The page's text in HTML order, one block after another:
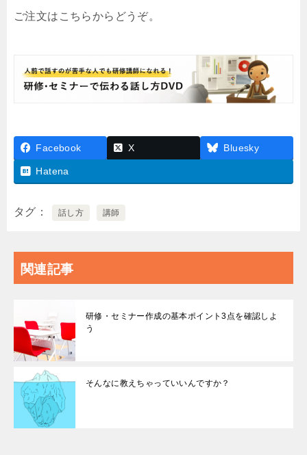
ご注文はこちらからどうぞ。
Facebook X Bluesky
Hatena
タグ 話し方 講師
関連記事
研修・セミナー作成の基本ポイント3点を確認しよ
う
そんなに教えちゃっていいんですか？